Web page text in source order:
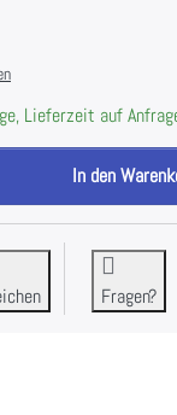
Lieferzeit auf
218-55 Umluft,
In den
Fragen?